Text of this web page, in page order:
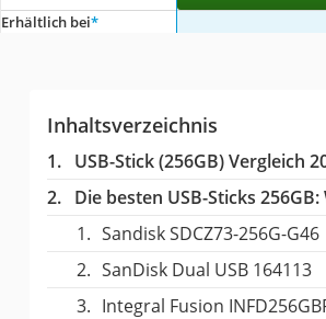
Erhältlich bei*
Inhaltsverzeichnis
USB-Stick (256GB) Vergleich
Die besten USB-Sticks 256GB:
Sandisk SDCZ73-256G-G46
SanDisk Dual USB 164113
Integral Fusion